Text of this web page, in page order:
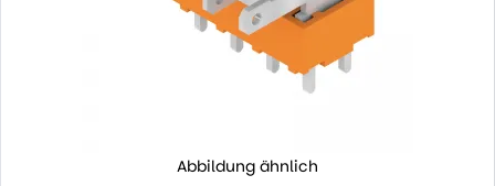
Abbildung ähnlich